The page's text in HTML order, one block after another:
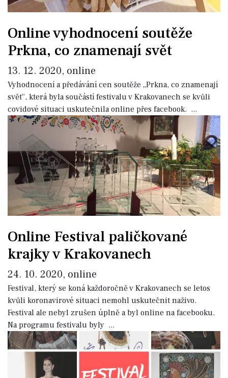
Online vyhodnocení soutěže
Prkna, co znamenají svět
13. 12. 2020, online
Vyhodnocení a předávání cen soutěže „Prkna, co znamenají
svět“, která byla součástí festivalu v Krakovanech se kvůli
covidové situaci uskutečnila online přes facebook. ...
Online Festival paličkované
krajky v Krakovanech
24. 10. 2020, online
Festival, který se koná každoročně v Krakovanech se letos
kvůli koronavirové situaci nemohl uskutečnit naživo.
Festival ale nebyl zrušen úplně a byl online na facebooku.
Na programu festivalu byly ...